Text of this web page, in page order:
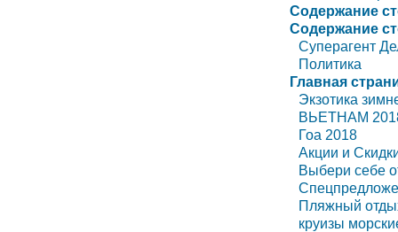
Содержание
Содержание
Суперагент
Политика
Главная
Экзотика
ВЬЕТНАМ
Гоа 2018
Акции и
Выбери себе
Пляжный
круизы